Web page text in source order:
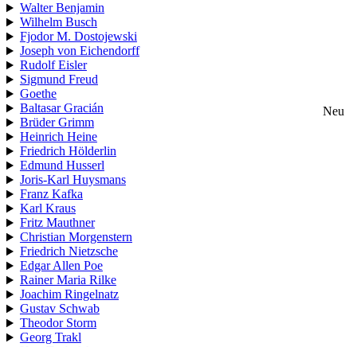
Walter Benjamin
Wilhelm Busch
Fjodor M. Dostojewski
Joseph von Eichendorff
Rudolf Eisler
Sigmund Freud
Goethe
Baltasar Gracián
Neu
Brüder Grimm
Heinrich Heine
Friedrich Hölderlin
Edmund Husserl
Joris-Karl Huysmans
Franz Kafka
Karl Kraus
Fritz Mauthner
Christian Morgenstern
Friedrich Nietzsche
Edgar Allen Poe
Rainer Maria Rilke
Joachim Ringelnatz
Gustav Schwab
Theodor Storm
Georg Trakl